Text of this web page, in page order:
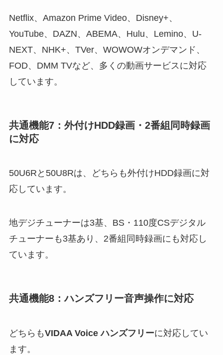
Netflix、Amazon Prime Video、Disney+、
YouTube、DAZN、ABEMA、Hulu、Lemino、U-
NEXT、NHK+、TVer、WOWOWオンデマンド、
FOD、DMM TVなど、多くの動画サービスに対応
しています。
共通機能7：外付けHDD録画・2番組同時録画
に対応
50U6Rと50U8Rは、どちらも外付けHDD録画に対
応しています。
地デジチューナーは3基、BS・110度CSデジタル
チューナーも3基あり、2番組同時録画にも対応し
ています。
共通機能8：ハンズフリー音声操作に対応
どちらもVIDAA Voice ハンズフリーに対応してい
ます。